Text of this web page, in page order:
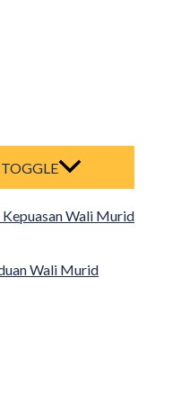
Kepuasan Wali Murid
Wali Murid